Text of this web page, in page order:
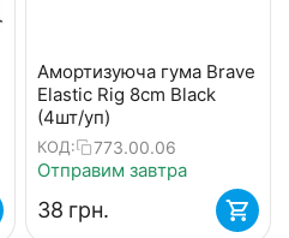
Амортизуюча гума Brave
Elastic Rig 8cm Black
(4шт/уп)
КОД: 773.00.06
Отправим завтра
‍38‍ грн.